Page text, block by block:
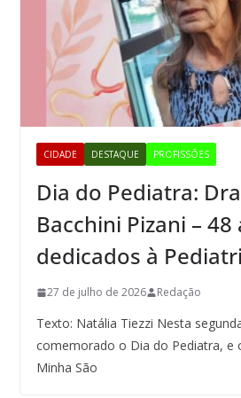
CIDADE DESTAQUE PROFISSÕES
Dia do Pediatra:
Bacchini Pizani – 48
dedicados à
27 de julho de 2026 Redação
Texto: Natália Tiezzi Nesta
comemorado o Dia do Pediatra, e
Minha São